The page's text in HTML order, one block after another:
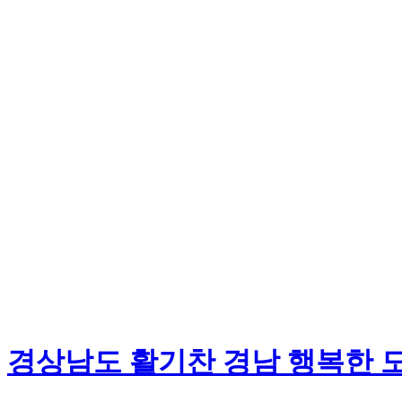
경상남도 활기찬 경남 행복한